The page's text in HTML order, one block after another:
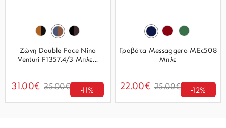
Ζώνη Double Face Nino
Venturi F1357.4/3 Μπλε...
31.00€ 35.00€ -11%
Γραβάτα Messaggero MEc508
Μπλε
22.00€ 25.00€ -12%